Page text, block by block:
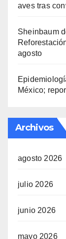
aves tras
Sheinbaum
agosto
México;
Archivos
agosto 2026
julio 2026
junio 2026
mayo 2026